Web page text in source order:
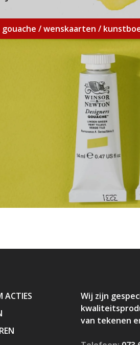
gouache / wenskaarten /
ACTIES
Wij zijn
van tekenen